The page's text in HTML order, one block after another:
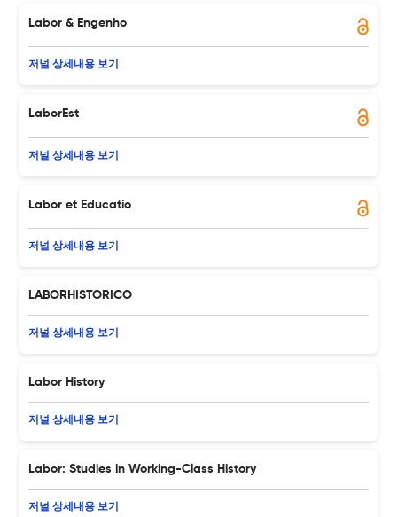
Labor & Engenho
저널 상세내용 보기
LaborEst
저널 상세내용 보기
Labor et Educatio
저널 상세내용 보기
LABORHISTORICO
저널 상세내용 보기
Labor History
저널 상세내용 보기
Labor: Studies in Working-Class History
저널 상세내용 보기